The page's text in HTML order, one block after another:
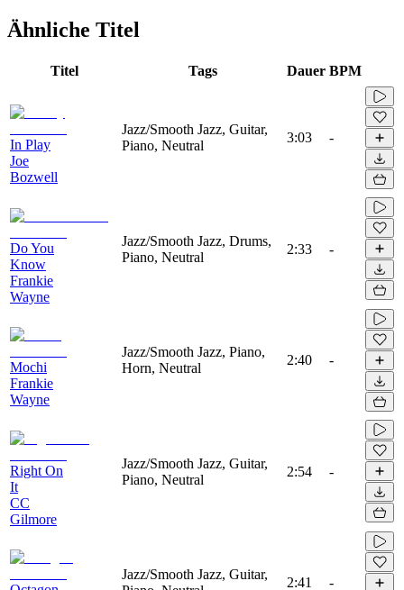
Ähnliche Titel
Titel Tags Dauer BPM
In Play
Joe
Bozwell
Jazz/Smooth Jazz, Guitar,
Piano, Neutral
3:03 -
Do You
Know
Frankie
Wayne
Jazz/Smooth Jazz, Drums,
Piano, Neutral
2:33 -
Mochi
Frankie
Wayne
Jazz/Smooth Jazz, Piano,
Horn, Neutral
2:40 -
Right On
It
CC
Gilmore
Jazz/Smooth Jazz, Guitar,
Piano, Neutral
2:54 -
Jazz/Smooth Jazz, Guitar,
2:41 -